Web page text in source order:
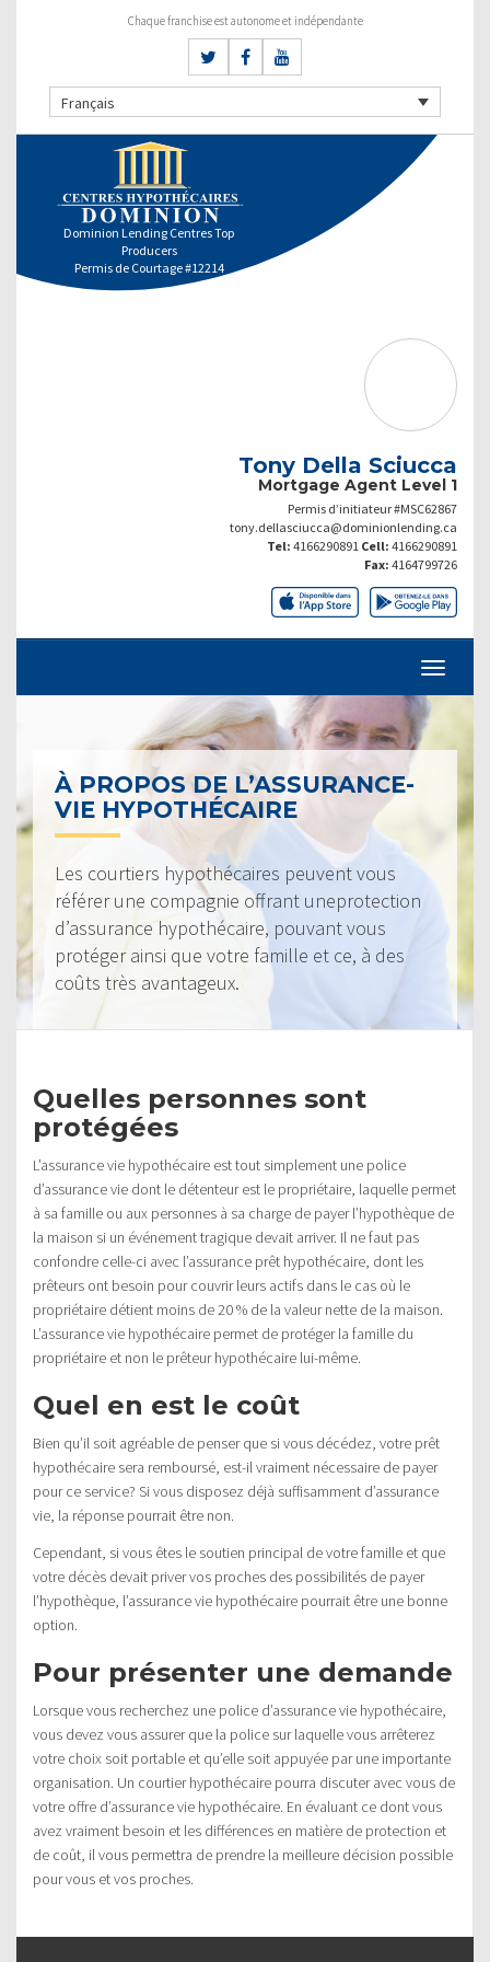
Chaque franchise est autonome et indépendante
Français
Dominion Lending Centres Top
Producers
Permis de Courtage #12214
Tony Della Sciucca
Mortgage Agent Level 1
Permis d’initiateur #MSC62867
tony.dellasciucca@dominionlending.ca
Tel: 4166290891 Cell: 4166290891
Fax: 4164799726
À PROPOS DE L’ASSURANCE-
VIE HYPOTHÉCAIRE
Les courtiers hypothécaires peuvent vous
référer une compagnie offrant uneprotection
d’assurance hypothécaire, pouvant vous
protéger ainsi que votre famille et ce, à des
coûts très avantageux.
Quelles personnes sont
protégées
L’assurance vie hypothécaire est tout simplement une police
d’assurance vie dont le détenteur est le propriétaire, laquelle permet
à sa famille ou aux personnes à sa charge de payer l’hypothèque de
la maison si un événement tragique devait arriver. Il ne faut pas
confondre celle-ci avec l’assurance prêt hypothécaire, dont les
prêteurs ont besoin pour couvrir leurs actifs dans le cas où le
propriétaire détient moins de 20 % de la valeur nette de la maison.
L’assurance vie hypothécaire permet de protéger la famille du
propriétaire et non le prêteur hypothécaire lui-même.
Quel en est le coût
Bien qu’il soit agréable de penser que si vous décédez, votre prêt
hypothécaire sera remboursé, est-il vraiment nécessaire de payer
pour ce service? Si vous disposez déjà suffisamment d’assurance
vie, la réponse pourrait être non.
Cependant, si vous êtes le soutien principal de votre famille et que
votre décès devait priver vos proches des possibilités de payer
l’hypothèque, l’assurance vie hypothécaire pourrait être une bonne
option.
Pour présenter une demande
Lorsque vous recherchez une police d’assurance vie hypothécaire,
vous devez vous assurer que la police sur laquelle vous arrêterez
votre choix soit portable et qu’elle soit appuyée par une importante
organisation. Un courtier hypothécaire pourra discuter avec vous de
votre offre d’assurance vie hypothécaire. En évaluant ce dont vous
avez vraiment besoin et les différences en matière de protection et
de coût, il vous permettra de prendre la meilleure décision possible
pour vous et vos proches.